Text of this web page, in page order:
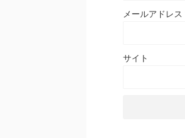
メールアドレス
サイト